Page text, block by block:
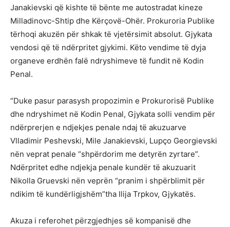
Janakievski që kishte të bënte me autostradat kineze
Milladinovc-Shtip dhe Kërçovë-Ohër. Prokuroria Publike
tërhoqi akuzën për shkak të vjetërsimit absolut. Gjykata
vendosi që të ndërpritet gjykimi. Këto vendime të dyja
organeve erdhën falë ndryshimeve të fundit në Kodin
Penal.
“Duke pasur parasysh propozimin e Prokurorisë Publike
dhe ndryshimet në Kodin Penal, Gjykata solli vendim për
ndërprerjen e ndjekjes penale ndaj të akuzuarve
Vlladimir Peshevski, Mile Janakievski, Lupço Georgievski
nën veprat penale “shpërdorim me detyrën zyrtare”.
Ndërpritet edhe ndjekja penale kundër të akuzuarit
Nikolla Gruevski nën veprën “pranim i shpërblimit për
ndikim të kundërligjshëm”tha Ilija Trpkov, Gjykatës.
Akuza i referohet përzgjedhjes së kompanisë dhe